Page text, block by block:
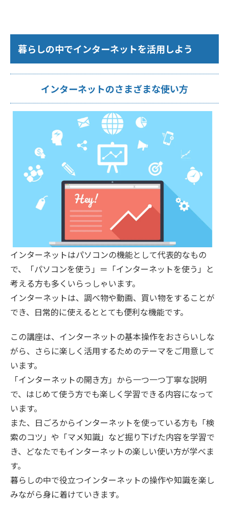
暮らしの中でインターネットを活用しよう
インターネットのさまざまな使い方
インターネットはパソコンの機能として代表的なもの
で、「パソコンを使う」＝「インターネットを使う」と
考える方も多くいらっしゃいます。
インターネットは、調べ物や動画、買い物をすることが
でき、日常的に使えるととても便利な機能です。
この講座は、インターネットの基本操作をおさらいしな
がら、さらに楽しく活用するためのテーマをご用意して
います。
「インターネットの開き方」から一つ一つ丁寧な説明
で、はじめて使う方でも楽しく学習できる内容になって
います。
また、日ごろからインターネットを使っている方も「検
索のコツ」や「マメ知識」など掘り下げた内容を学習で
き、どなたでもインターネットの楽しい使い方が学べま
す。
暮らしの中で役立つインターネットの操作や知識を楽し
みながら身に着けていきます。